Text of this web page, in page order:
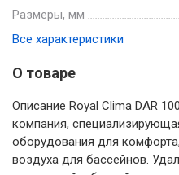
Размеры, мм
Все характеристики
О товаре
Описание Royal Clima DAR
компания,
оборудования для
воздуха для бассейнов.